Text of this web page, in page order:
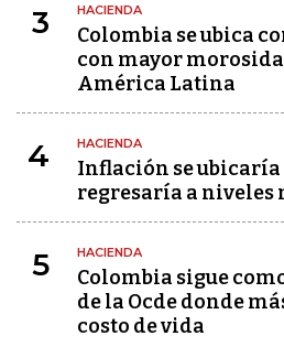
3 HACIENDA
Colombia se ubica
con mayor
América Latina
4 HACIENDA
Inflación se ubicaría
regresaría a niveles
5 HACIENDA
Colombia sigue
de la Ocde donde
costo de vida